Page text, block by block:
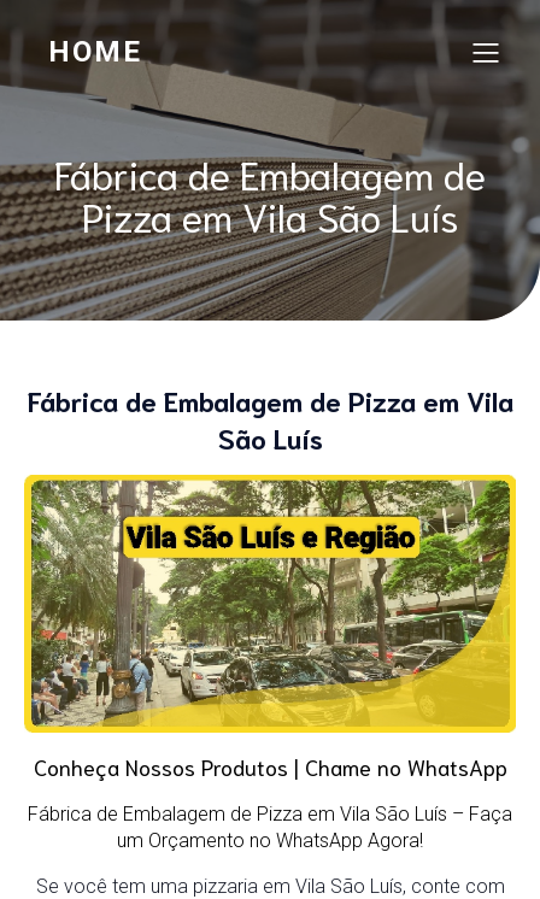
HOME
Fábrica de Embalagem de
Pizza em Vila São Luís
Fábrica de Embalagem de Pizza em Vila
São Luís
Conheça Nossos Produtos | Chame no WhatsApp
Fábrica de Embalagem de Pizza em Vila São Luís – Faça
um Orçamento no WhatsApp Agora!
Se você tem uma pizzaria em Vila São Luís, conte com